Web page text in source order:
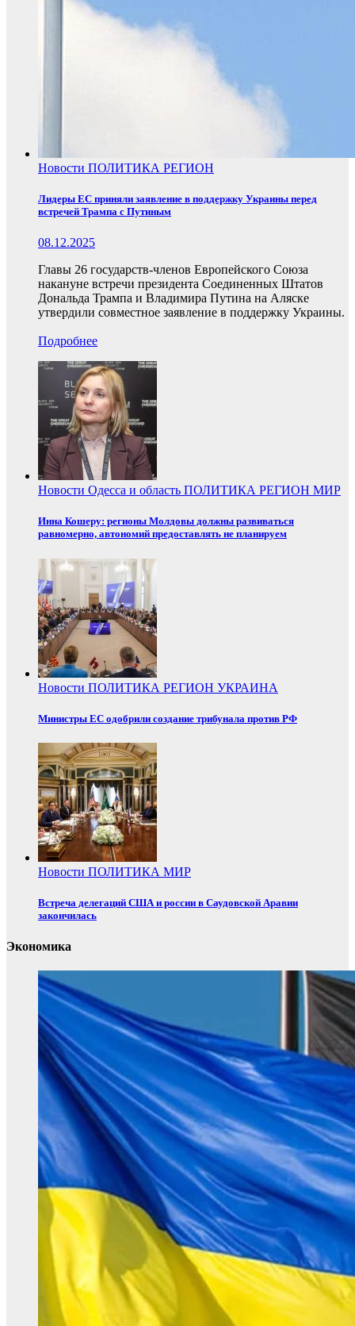
Новости ПОЛИТИКА РЕГИОН
Лидеры ЕС приняли заявление в поддержку Украины перед
встречей Трампа с Путиным
08.12.2025
Главы 26 государств-членов Европейского Союза
накануне встречи президента Соединенных Штатов
Дональда Трампа и Владимира Путина на Аляске
утвердили совместное заявление в поддержку Украины.
Подробнее
Новости Одесса и область ПОЛИТИКА РЕГИОН МИР
Инна Кошеру: регионы Молдовы должны развиваться
равномерно, автономий предоставлять не планируем
Новости ПОЛИТИКА РЕГИОН УКРАИНА
Министры ЕС одобрили создание трибунала против РФ
Новости ПОЛИТИКА МИР
Встреча делегаций США и россии в Саудовской Аравии
закончилась
Экономика